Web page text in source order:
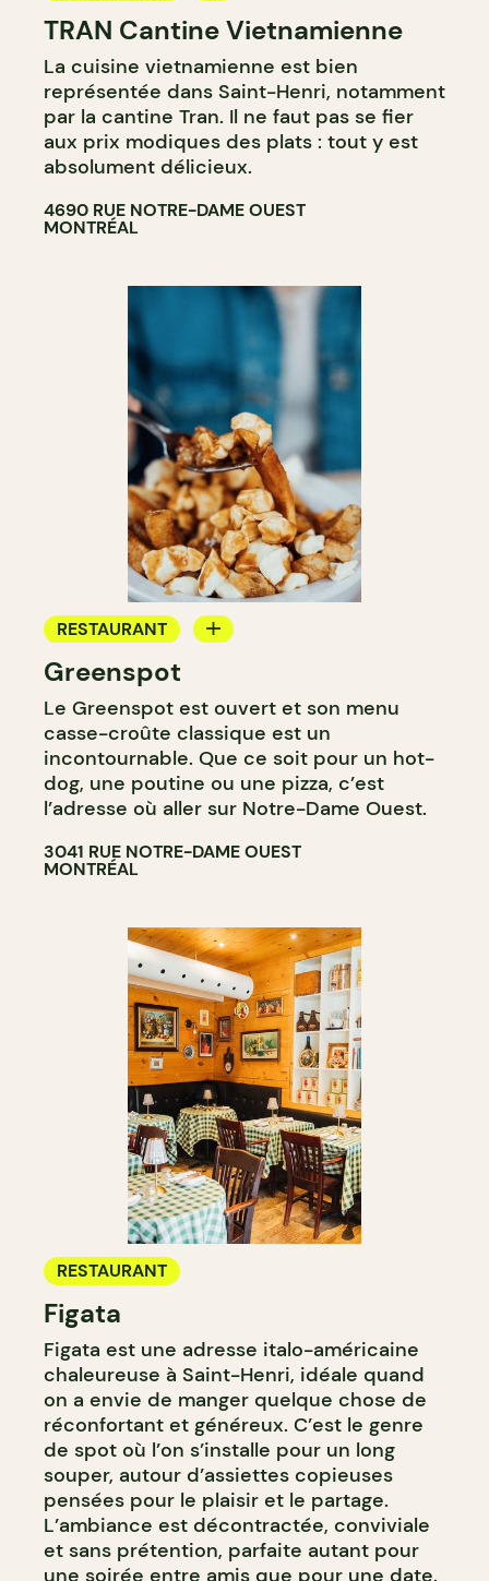
COMPTOIR
TRAN Cantine Vietnamienne
La cuisine vietnamienne est bien
représentée dans Saint-Henri, notamment
par la cantine Tran. Il ne faut pas se fier
aux prix modiques des plats : tout y est
absolument délicieux.
4690 RUE NOTRE-DAME OUEST
MONTRÉAL
RESTAURANT
CAFÉ
Greenspot
Le Greenspot est ouvert et son menu
casse-croûte classique est un
incontournable. Que ce soit pour un hot-
dog, une poutine ou une pizza, c’est
l’adresse où aller sur Notre-Dame Ouest.
3041 RUE NOTRE-DAME OUEST
MONTRÉAL
RESTAURANT
Figata
Figata est une adresse italo-américaine
chaleureuse à Saint-Henri, idéale quand
on a envie de manger quelque chose de
réconfortant et généreux. C’est le genre
de spot où l’on s’installe pour un long
souper, autour d’assiettes copieuses
pensées pour le plaisir et le partage.
L’ambiance est décontractée, conviviale
et sans prétention, parfaite autant pour
une soirée entre amis que pour une date.